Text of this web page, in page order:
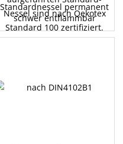
Standardnessel permanent
schwer entflammbar